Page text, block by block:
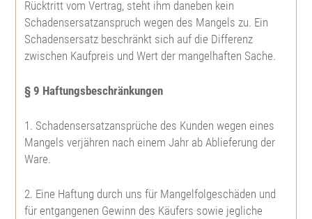
Rücktritt vom Vertrag, steht ihm daneben kein
Schadensersatzanspruch wegen des Mangels zu. Ein
Schadensersatz beschränkt sich auf die Differenz
zwischen Kaufpreis und Wert der mangelhaften Sache.
§ 9 Haftungsbeschränkungen
1. Schadensersatzansprüche des Kunden wegen eines
Mangels verjähren nach einem Jahr ab Ablieferung der
Ware.
2. Eine Haftung durch uns für Mangelfolgeschäden und
für entgangenen Gewinn des Käufers sowie jegliche